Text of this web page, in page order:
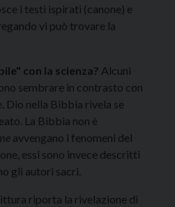
i testi ispirati (canone) e
vi può trovare la
con la scienza? Alcuni
sembrare in contrasto con
Dio nella Bibbia rivela se
La Bibbia non è
avvengano i fenomeni del
essi sono invece descritti
gli autori sacri.
riporta la rivelazione di